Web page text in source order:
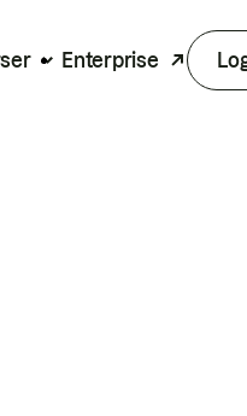
Enterprise